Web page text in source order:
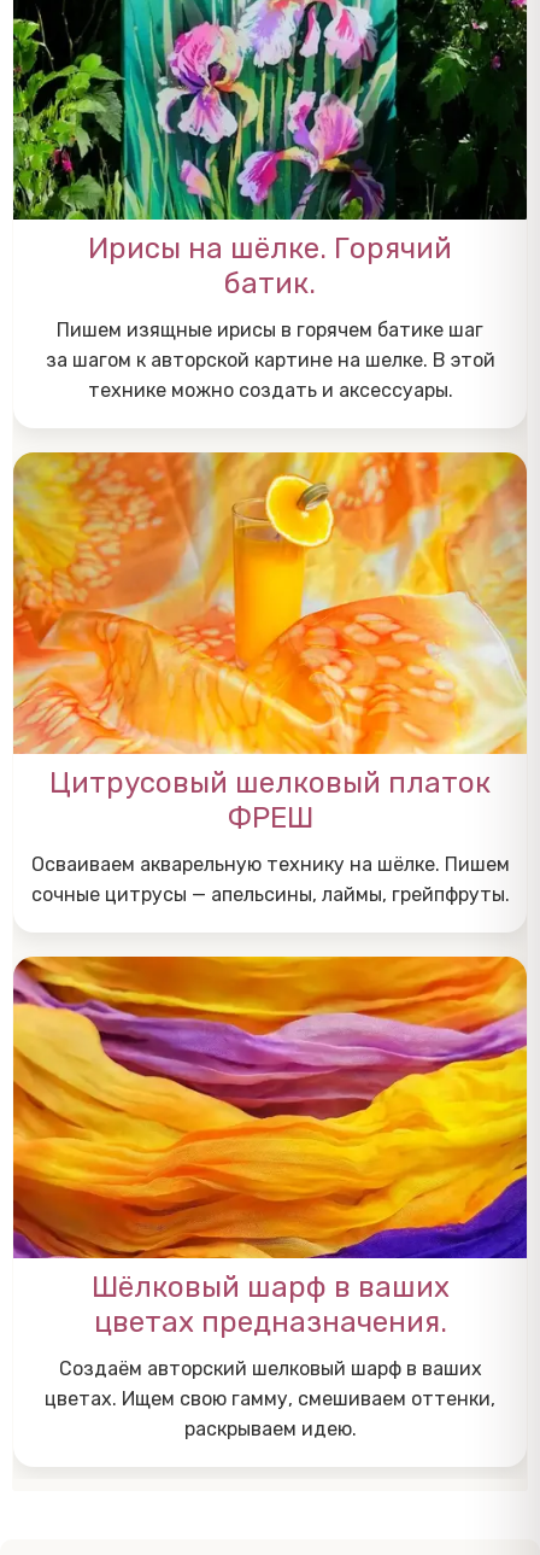
Ирисы на шёлке. Горячий
батик.
Пишем изящные ирисы в горячем батике шаг
за шагом к авторской картине на шелке. В этой
технике можно создать и аксессуары.
Цитрусовый шелковый платок
ФРЕШ
Осваиваем акварельную технику на шёлке. Пишем
сочные цитрусы — апельсины, лаймы, грейпфруты.
Шёлковый шарф в ваших
цветах предназначения.
Создаём авторский шелковый шарф в ваших
цветах. Ищем свою гамму, смешиваем оттенки,
раскрываем идею.